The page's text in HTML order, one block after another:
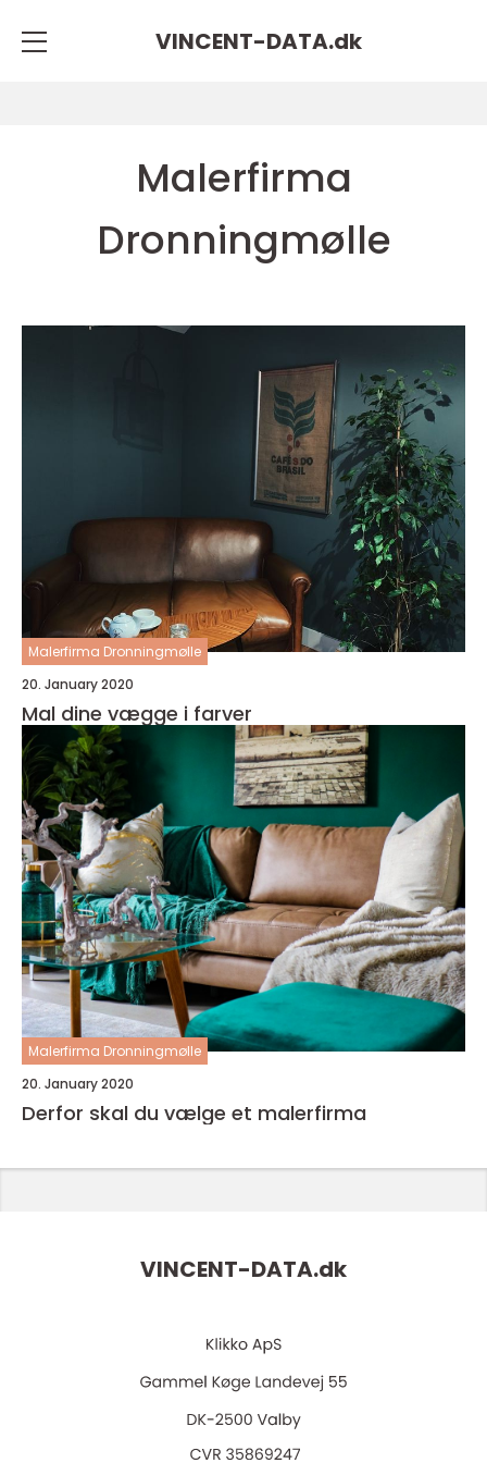
VINCENT-DATA.dk
Malerfirma
Dronningmølle
Malerfirma Dronningmølle
20. January 2020
Mal dine vægge i farver
Malerfirma Dronningmølle
20. January 2020
Derfor skal du vælge et malerfirma
VINCENT-DATA.dk